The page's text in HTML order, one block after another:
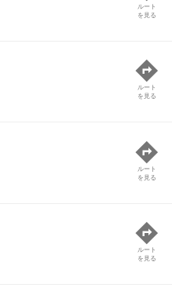
ルート
を見る
ルート
を見る
ルート
を見る
ルート
を見る